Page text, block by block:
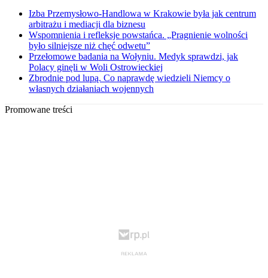
Izba Przemysłowo-Handlowa w Krakowie była jak centrum
arbitrażu i mediacji dla biznesu
Wspomnienia i refleksje powstańca. „Pragnienie wolności
było silniejsze niż chęć odwetu”
Przełomowe badania na Wołyniu. Medyk sprawdzi, jak
Polacy ginęli w Woli Ostrowieckiej
Zbrodnie pod lupą. Co naprawdę wiedzieli Niemcy o
własnych działaniach wojennych
Promowane treści